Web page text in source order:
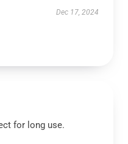
Dec 17, 2024
for long use.